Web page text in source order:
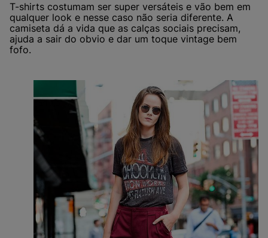
T-shirts costumam ser super versáteis e vão bem em
qualquer look e nesse caso não seria diferente. A
camiseta dá a vida que as calças sociais precisam,
ajuda a sair do obvio e dar um toque vintage bem
fofo.